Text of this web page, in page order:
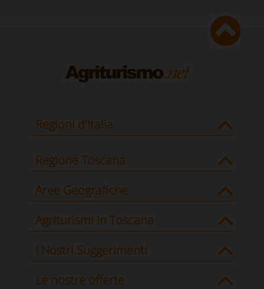
Regioni d'Italia
Regione Toscana
Aree Geografiche
Agriturismi in Toscana
I Nostri Suggerimenti
Le nostre offerte